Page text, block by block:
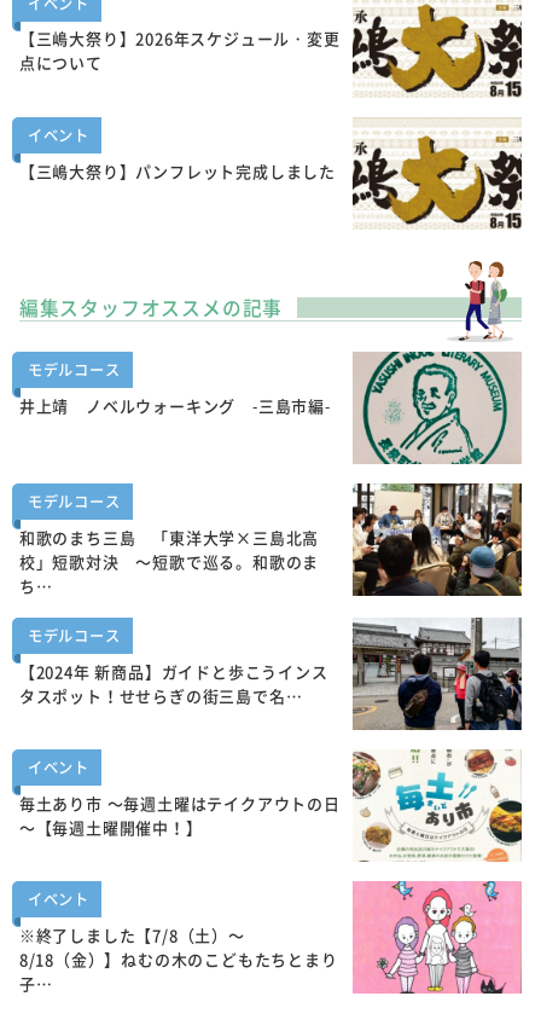
【三嶋大祭り】2026年スケジュール・変更
点について
イベント
【三嶋大祭り】パンフレット完成しました
編集スタッフオススメの記事
モデルコース
井上靖 ノベルウォーキング -三島市編-
モデルコース
和歌のまち三島 「東洋大学×三島北高
校」短歌対決 ～短歌で巡る。和歌のま
ち…
モデルコース
【2024年 新商品】ガイドと歩こうインス
タスポット！せせらぎの街三島で名…
イベント
毎土あり市 ～毎週土曜はテイクアウトの日
～【毎週土曜開催中！】
イベント
※終了しました【7/8（土）～
8/18（金）】ねむの木のこどもたちとまり
子…